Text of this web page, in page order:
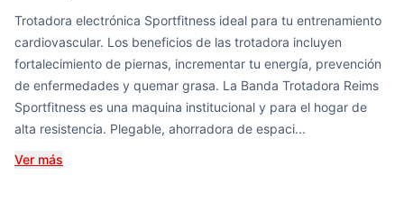
Potencia motor 2.5 Real HP (DC).
Conectividad 110 Voltios.
Plegable
COP 4,200,296.00
Banda Trotadora Montpellier - Sport Fitness 72030
COP 5,448,969.00
Trotadora electrónica Sportfitness ideal para tu entrenamiento
cardiovascular. Los beneficios de las trotadora incluyen
fortalecimiento de piernas, incrementar tu energía, prevención
de enfermedades y quemar grasa. La Banda Trotadora Reims
Sportfitness es una maquina institucional y para el hogar de
alta resistencia. Plegable, ahorradora de espaci...
Ver más